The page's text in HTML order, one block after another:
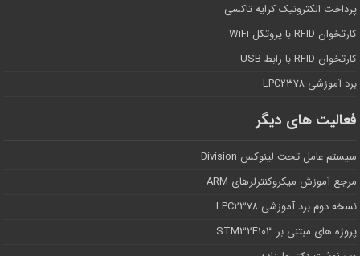
پرداخت الکترونیک کرایه تاکسی
کارتخوان RFID با پروتکل WiFi
کارتخوان RFID با رابط USB
برد آموزشی LPC۲۳۷۸
فعالیت های دیگر
سیستم عامل تحت لینوکس Division
مرجع آموزش میکروکنترلرهای ARM
نسخه دوم برد آموزشی LPC۲۳۷۸
پروژه های مبتنی بر STM۳۲F۱۰۳